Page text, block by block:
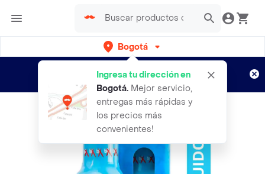
Bogotá
Ingresa tu dirección en
Bogotá. Mejor servicio,
entregas más rápidas y
los precios más
convenientes!
envíos gratis por semanas
Aplican TyC